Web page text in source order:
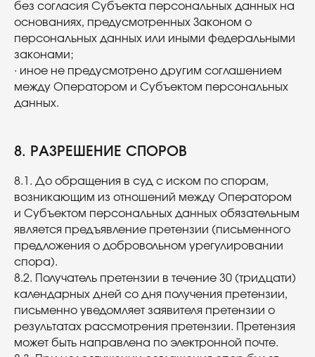
без согласия Субъекта персональных данных на
основаниях, предусмотренных Законом о
персональных данных или иными федеральными
законами;
· иное не предусмотрено другим соглашением
между Оператором и Субъектом персональных
данных.
8. РАЗРЕШЕНИЕ СПОРОВ
8.1. До обращения в суд с иском по спорам,
возникающим из отношений между Оператором
и Субъектом персональных данных обязательным
является предъявление претензии (письменного
предложения о добровольном урегулировании
спора).
8.2. Получатель претензии в течение 30 (тридцати)
календарных дней со дня получения претензии,
письменно уведомляет заявителя претензии о
результатах рассмотрения претензии. Претензия
может быть направлена по электронной почте.